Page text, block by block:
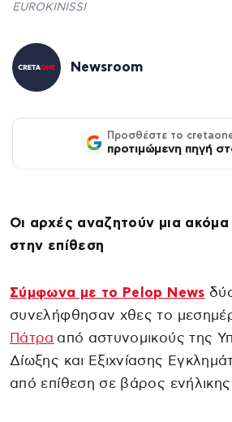
EUROKINISSI
Newsroom
Προσθέστε το
προτιμώμενη πηγή
Οι αρχές αναζητούν μια
στην επίθεση
Σύμφωνα με το Pelop News
συνελήφθησαν χθες το
Πάτρα από αστυνομικούς της
Δίωξης και Εξιχνίασης
από επίθεση σε βάρος